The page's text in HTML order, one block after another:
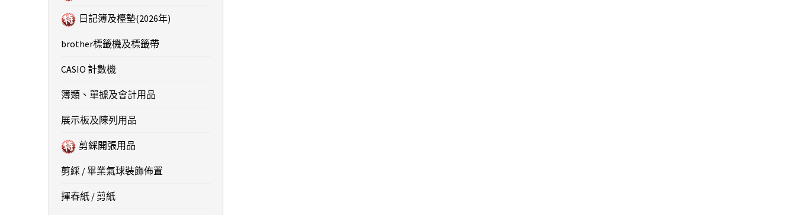
日記簿及檯墊(2026年)
brother標籤機及標籤帶
CASIO 計數機
簿類、單據及會計用品
展示板及陳列用品
剪綵開張用品
剪綵 / 畢業氣球裝飾佈置
揮春紙 / 剪紙